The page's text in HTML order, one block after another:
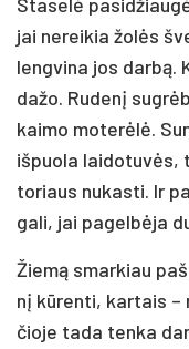
Sta­se­lė
jai ne­rei­kia žo­lės
leng­vi­na jos
da­žo. Ru­de­nį
kai­mo mo­te­rė­lė.
iš­puo­la lai­do­tu­vės,
to­riaus nu­kas­ti. Ir
ga­li, jai pa­gel­bė­ja
Žie­mą smar­kiau
nį kū­ren­ti, kar­tais
čio­je ta­da ten­ka